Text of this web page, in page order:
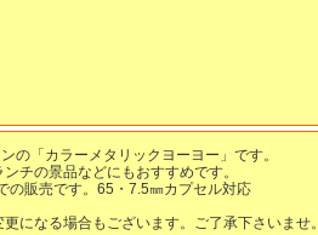
の「カラーメタリックヨーヨー」です。
チの景品などにもおすすめです。
の販売です。65・7.5㎜カプセル対応
になる場合もございます。ご了承下さいませ